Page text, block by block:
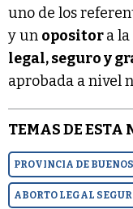
uno de los
y un opositora
legal, seguro y
aprobada a nivel
TEMAS DE ESTA
PROVINCIA DE
ABORTO LEGAL